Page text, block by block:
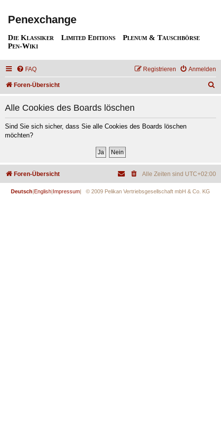
Penexchange
Die Klassiker Limited Editions
Plenum & Tauschbörse
Pen-Wiki
FAQ Anmelden
Registrieren
Foren-Übersicht
Alle Cookies des Boards löschen
Sind Sie sich sicher, dass Sie alle Cookies des Boards löschen
möchten?
Foren-Übersicht Alle Zeiten sind UTC+02:00
Deutsch|English|Impressum| © 2009 Pelikan Vertriebsgesellschaft mbH & Co. KG